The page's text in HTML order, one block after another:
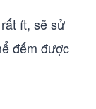
ít, sẽ sử
đếm được